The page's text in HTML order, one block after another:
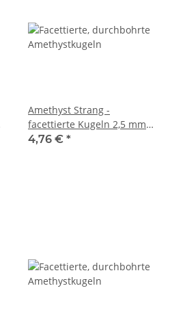
Amethyst Strang -
facettierte Kugeln 2,5 mm
lila, Länge 39 cm /6240
4,76 € *